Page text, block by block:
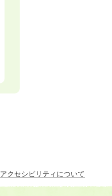
アクセシビリティについて